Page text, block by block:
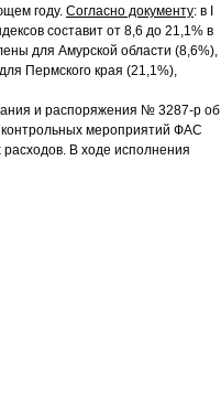
году. Согласно документу: в I
составит от 8,6 до 21,1% в
для Амурской области (8,6%),
Пермского края (21,1%),
и распоряжения № 3287-р об
контрольных мероприятий ФАС
В ходе исполнения